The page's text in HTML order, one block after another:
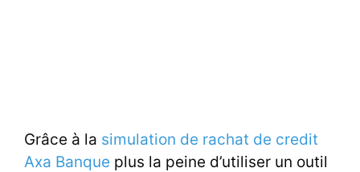
Grâce à la simulation de rachat de credit
Axa Banque plus la peine d’utiliser un outil